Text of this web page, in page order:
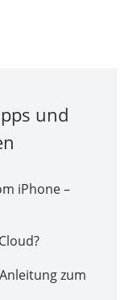
und
iPhone –
zum